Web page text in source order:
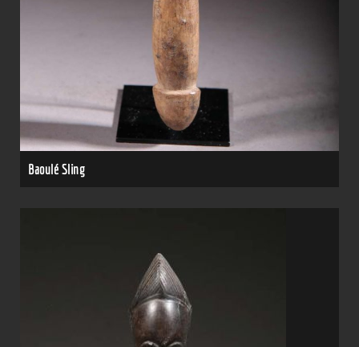
Baoulé Sling